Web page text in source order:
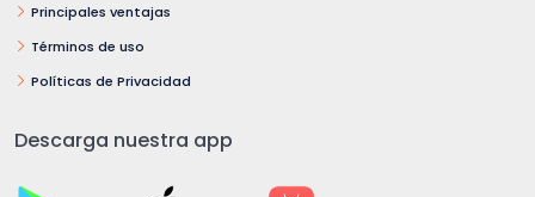
Principales ventajas
Términos de uso
Políticas de Privacidad
Descarga nuestra app